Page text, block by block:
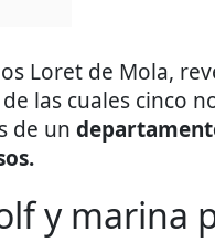
Loret de Mola,
las cuales cinco
de un
y marina